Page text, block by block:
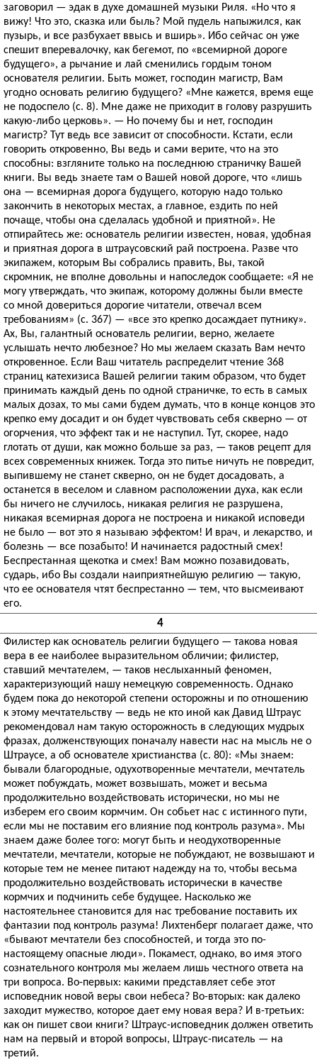
заговорил — эдак в духе домашней музыки Риля. «Но что я
вижу! Что это, сказка или быль? Мой пудель напыжился, как
пузырь, и все разбухает ввысь и вширь». Ибо сейчас он уже
спешит вперевалочку, как бегемот, по «всемирной дороге
будущего», а рычание и лай сменились гордым тоном
основателя религии. Быть может, господин магистр, Вам
угодно основать религию будущего? «Мне кажется, время еще
не подоспело (с. 8). Мне даже не приходит в голову разрушить
какую-либо церковь». — Но почему бы и нет, господин
магистр? Тут ведь все зависит от способности. Кстати, если
говорить откровенно, Вы ведь и сами верите, что на это
способны: взгляните только на последнюю страничку Вашей
книги. Вы ведь знаете там о Вашей новой дороге, что «лишь
она — всемирная дорога будущего, которую надо только
закончить в некоторых местах, а главное, ездить по ней
почаще, чтобы она сделалась удобной и приятной». Не
отпирайтесь же: основатель религии известен, новая, удобная
и приятная дорога в штраусовский рай построена. Разве что
экипажем, которым Вы собрались править, Вы, такой
скромник, не вполне довольны и напоследок сообщаете: «Я не
могу утверждать, что экипаж, которому должны были вместе
со мной довериться дорогие читатели, отвечал всем
требованиям» (с. 367) — «все это крепко досаждает путнику».
Ах, Вы, галантный основатель религии, верно, желаете
услышать нечто любезное? Но мы желаем сказать Вам нечто
откровенное. Если Ваш читатель распределит чтение 368
страниц катехизиса Вашей религии таким образом, что будет
принимать каждый день по одной страничке, то есть в самых
малых дозах, то мы сами будем думать, что в конце концов это
крепко ему досадит и он будет чувствовать себя скверно — от
огорчения, что эффект так и не наступил. Тут, скорее, надо
глотать от души, как можно больше за раз, — таков рецепт для
всех современных книжек. Тогда это питье ничуть не повредит,
выпившему не станет скверно, он не будет досадовать, а
останется в веселом и славном расположении духа, как если
бы ничего не случилось, никакая религия не разрушена,
никакая всемирная дорога не построена и никакой исповеди
не было — вот это я называю эффектом! И врач, и лекарство, и
болезнь — все позабыто! И начинается радостный смех!
Беспрестанная щекотка и смех! Вам можно позавидовать,
сударь, ибо Вы создали наиприятнейшую религию — такую,
что ее основателя чтят беспрестанно — тем, что высмеивают
его.
4
Филистер как основатель религии будущего — такова новая
вера в ее наиболее выразительном обличии; филистер,
ставший мечтателем, — таков неслыханный феномен,
характеризующий нашу немецкую современность. Однако
будем пока до некоторой степени осторожны и по отношению
к этому мечтательству — ведь не кто иной как Давид Штраус
рекомендовал нам такую осторожность в следующих мудрых
фразах, долженствующих поначалу навести нас на мысль не о
Штраусе, а об основателе христианства (с. 80): «Мы знаем:
бывали благородные, одухотворенные мечтатели, мечтатель
может побуждать, может возвышать, может и весьма
продолжительно воздействовать исторически, но мы не
изберем его своим кормчим. Он собьет нас с истинного пути,
если мы не поставим его влияние под контроль разума». Мы
знаем даже более того: могут быть и неодухотворенные
мечтатели, мечтатели, которые не побуждают, не возвышают и
которые тем не менее питают надежду на то, чтобы весьма
продолжительно воздействовать исторически в качестве
кормчих и подчинить себе будущее. Насколько же
настоятельнее становится для нас требование поставить их
фантазии под контроль разума! Лихтенберг полагает даже, что
«бывают мечтатели без способностей, и тогда это по-
настоящему опасные люди». Покамест, однако, во имя этого
сознательного контроля мы желаем лишь честного ответа на
три вопроса. Во-первых: какими представляет себе этот
исповедник новой веры свои небеса? Во-вторых: как далеко
заходит мужество, которое дает ему новая вера? И в-третьих:
как он пишет свои книги? Штраус-исповедник должен ответить
нам на первый и второй вопросы, Штраус-писатель — на
третий.